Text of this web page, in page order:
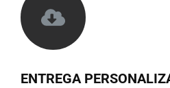
ENTREGA